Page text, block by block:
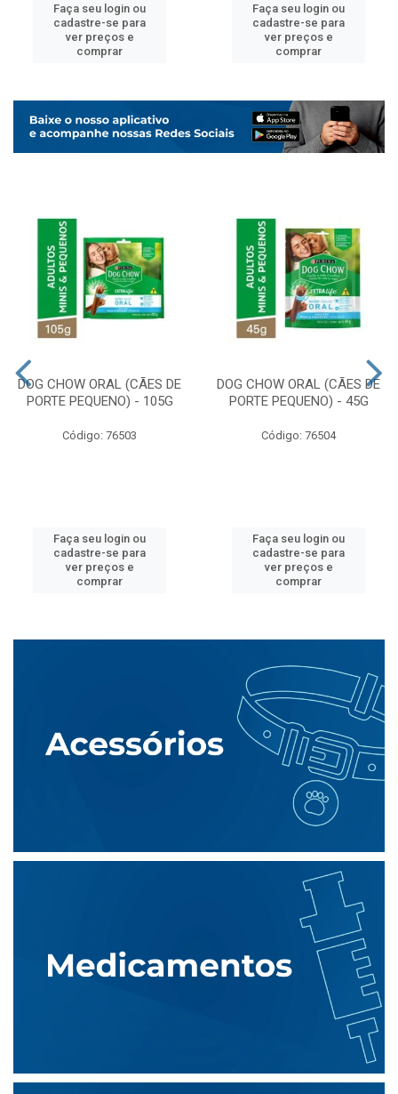
Faça seu login ou
cadastre-se para
ver preços e
comprar
Faça seu login ou
cadastre-se para
ver preços e
comprar
DOG CHOW ORAL (CÃES DE
PORTE PEQUENO) - 105G
Código: 76503
Faça seu login ou
cadastre-se para
ver preços e
comprar
DOG CHOW ORAL (CÃES DE
PORTE PEQUENO) - 45G
Código: 76504
Faça seu login ou
cadastre-se para
ver preços e
comprar